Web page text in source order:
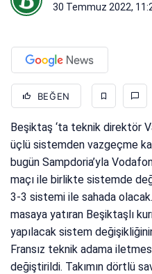
30 Temmuz 2022,
BEĞEN
Beşiktaş ‘ta teknik direktör
üçlü sistemden vazgeçme
bugün Sampdoria’yla
maçı ile birlikte sistemde
3-3 sistemi ile sahada
masaya yatıran Beşiktaşlı
yapılacak sistem
Fransız teknik adama
değiştirildi. Takımın dörtlü